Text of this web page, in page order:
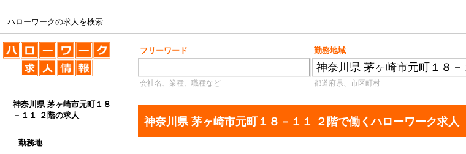
ハローワークの求人を検索
ハローワークの求人を検索 フリーワード 勤務地域
会社名、業種、職種など 都道府県、市区町村
神奈川県 茅ヶ崎市元町１８
－１１ ２階の求人
勤務地
神奈川県 茅ヶ崎市元町１８－１１ ２階で働くハローワーク求人